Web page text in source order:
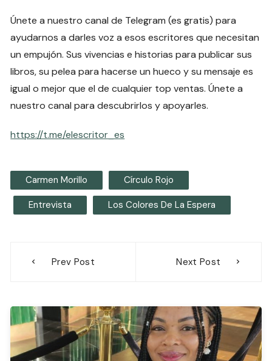
Únete a nuestro canal de Telegram (es gratis) para
ayudarnos a darles voz a esos escritores que necesitan
un empujón. Sus vivencias e historias para publicar sus
libros, su pelea para hacerse un hueco y su mensaje es
igual o mejor que el de cualquier top ventas. Únete a
nuestro canal para descubrirlos y apoyarles.
https://t.me/elescritor_es
Carmen Morillo Círculo Rojo
Entrevista Los Colores De La Espera
Prev Post Next Post